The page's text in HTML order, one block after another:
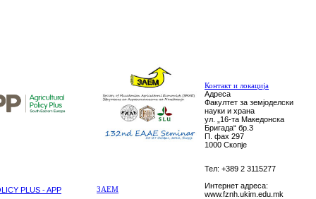
Контакт и локација
Адреса
Факултет за земјоделски
науки и храна
ул. „16-та Македонска
Бригада“ бр.3
П. фах 297
1000 Скопје
PLUS - APP ЗАЕМ
Тел: +389 2 3115277
Интернет адреса:
www.fznh.ukim.edu.mk